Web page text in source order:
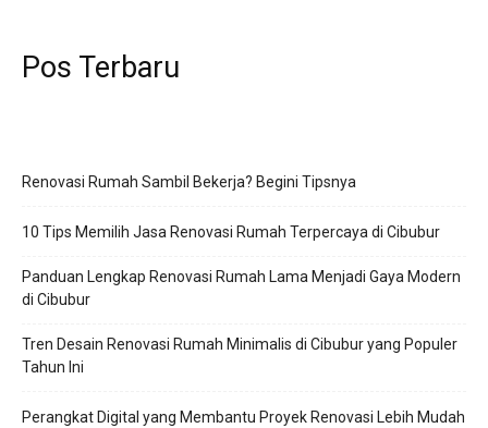
Pos Terbaru
Renovasi Rumah Sambil Bekerja? Begini Tipsnya
10 Tips Memilih Jasa Renovasi Rumah Terpercaya di Cibubur
Panduan Lengkap Renovasi Rumah Lama Menjadi Gaya Modern
di Cibubur
Tren Desain Renovasi Rumah Minimalis di Cibubur yang Populer
Tahun Ini
Perangkat Digital yang Membantu Proyek Renovasi Lebih Mudah